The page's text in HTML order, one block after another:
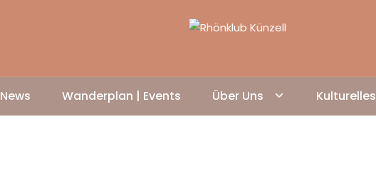
News Wanderplan | Events Über Uns Kulturelles